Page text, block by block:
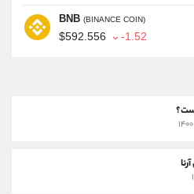
BNB (BINANCE COIN)
$592.556 -1.52